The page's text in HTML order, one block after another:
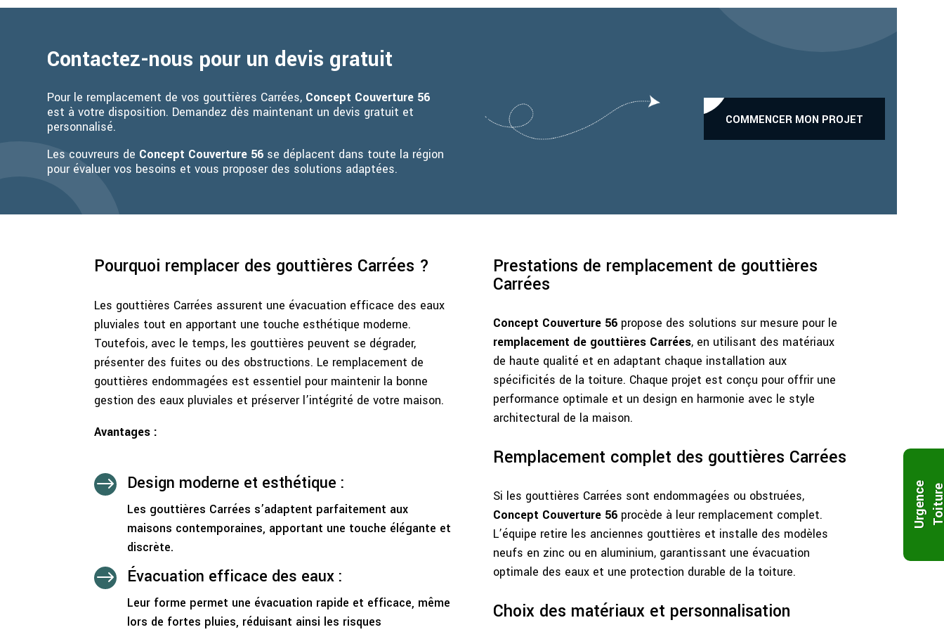
Contactez-nous pour un devis gratuit
Pour le remplacement de vos gouttières Carrées, Concept Couverture 56
est à votre disposition. Demandez dès maintenant un devis gratuit et
personnalisé.
Les couvreurs de Concept Couverture 56 se déplacent dans toute la région
pour évaluer vos besoins et vous proposer des solutions adaptées.
COMMENCER MON PROJET
Pourquoi remplacer des gouttières Carrées ?
Les gouttières Carrées assurent une évacuation efficace des eaux
pluviales tout en apportant une touche esthétique moderne.
Toutefois, avec le temps, les gouttières peuvent se dégrader,
présenter des fuites ou des obstructions. Le remplacement de
gouttières endommagées est essentiel pour maintenir la bonne
gestion des eaux pluviales et préserver l’intégrité de votre maison.
Avantages :
$ Design moderne et esthétique :
Les gouttières Carrées s’adaptent parfaitement aux
maisons contemporaines, apportant une touche élégante et
discrète.
$ Évacuation efficace des eaux :
Leur forme permet une évacuation rapide et efficace, même
lors de fortes pluies, réduisant ainsi les risques
Prestations de remplacement de gouttières
Carrées
Concept Couverture 56propose des solutions sur mesure pour le
remplacement de gouttières Carrées, en utilisant des matériaux
de haute qualité et en adaptant chaque installation aux
spécificités de la toiture. Chaque projet est conçu pour offrir une
performance optimale et un design en harmonie avec le style
architectural de la maison.
Remplacement complet des gouttières Carrées
Si les gouttières Carrées sont endommagées ou obstruées,
Concept Couverture 56procède à leur remplacement complet.
L’équipe retire les anciennes gouttières et installe des modèles
neufs en zinc ou en aluminium, garantissant une évacuation
optimale des eaux et une protection durable de la toiture.
Choix des matériaux et personnalisation
U
r
g
e
n
c
e
T
o
i
t
u
r